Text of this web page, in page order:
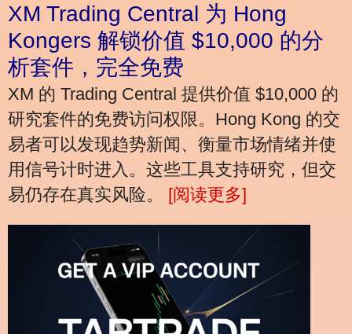
XM Trading Central 为 Hong
Kongers 解锁价值 $10,000 的分
析套件，完全免费
XM 的 Trading Central 提供价值 $10,000 的
研究套件的免费访问权限。Hong Kong 的交
易者可以发现趋势新闻、衡量市场情绪并使
用信号计时进入。这些工具支持研究，但交
易仍存在真实风险。 [阅读更多]